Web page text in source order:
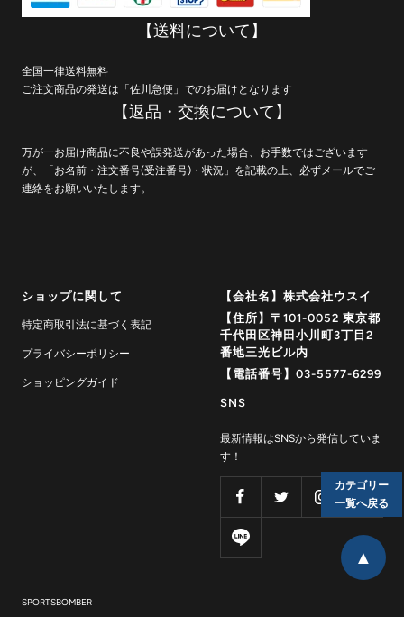
【送料について】
全国一律送料無料
ご注文商品の発送は「佐川急便」でのお届けとなります
【返品・交換について】
万が一お届け商品に不良や誤発送があった場合、お手数ではございます
が、「お名前・注文番号(受注番号)・状況」を記載の上、必ずメールでご
連絡をお願いいたします。
ショップに関して
特定商取引法に基づく表記
プライバシーポリシー
ショッピングガイド
【会社名】株式会社ウスイ
【住所】〒101-0052 東京都
千代田区神田小川町3丁目2
番地三光ビル内
【電話番号】03-5577-6299
SNS
最新情報はSNSから発信していま
す！
SPORTSBOMBER
カテゴリー
一覧へ戻る
▲